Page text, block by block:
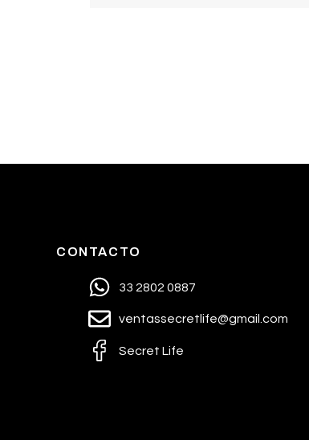
CONTACTO
33 2802 0887
ventassecretlife@gmail.com
Secret Life